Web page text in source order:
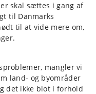
skal sættes i gang af
til Danmarks
til at vide mere om,
mangler vi
land- og byområder
det ikke blot i forhold